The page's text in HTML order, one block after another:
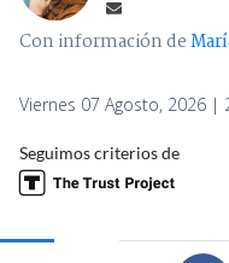
Con información de
Viernes 07 Agosto, 2026 |
Seguimos criterios de